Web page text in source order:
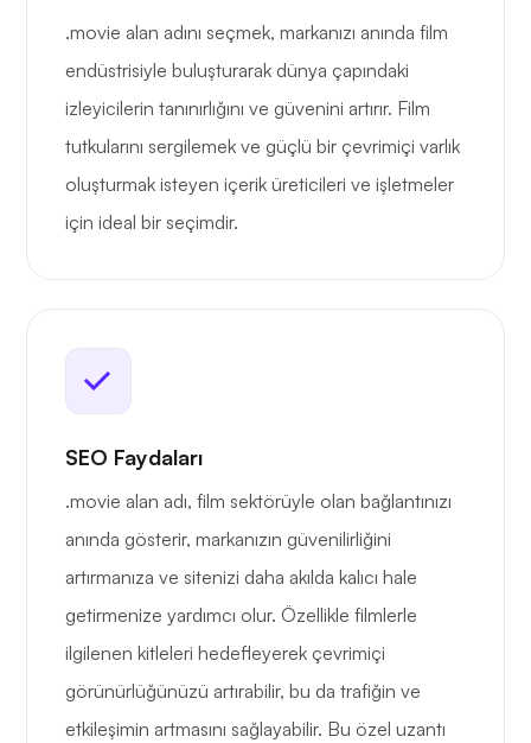
.movie alan adını seçmek, markanızı anında film
endüstrisiyle buluşturarak dünya çapındaki
izleyicilerin tanınırlığını ve güvenini artırır. Film
tutkularını sergilemek ve güçlü bir çevrimiçi varlık
oluşturmak isteyen içerik üreticileri ve işletmeler
için ideal bir seçimdir.
SEO Faydaları
.movie alan adı, film sektörüyle olan bağlantınızı
anında gösterir, markanızın güvenilirliğini
artırmanıza ve sitenizi daha akılda kalıcı hale
getirmenize yardımcı olur. Özellikle filmlerle
ilgilenen kitleleri hedefleyerek çevrimiçi
görünürlüğünüzü artırabilir, bu da trafiğin ve
etkileşimin artmasını sağlayabilir. Bu özel uzantı